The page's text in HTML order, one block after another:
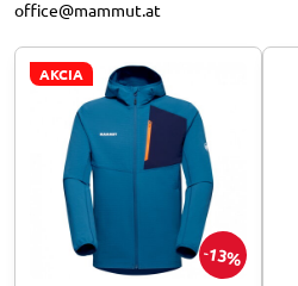
office@mammut.at
13%
AKCIA